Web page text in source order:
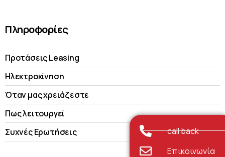
Πληροφορίες
Προτάσεις Leasing
Ηλεκτροκίνηση
Όταν μας χρειάζεστε
Πως λειτουργεί
Συχνές Ερωτήσεις
call back
Επικοινωνία